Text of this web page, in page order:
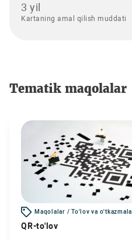
3 yil
Kartaning amal qilish muddati
Tematik maqolalar
Maqolalar / To'lov va
QR-to'lov